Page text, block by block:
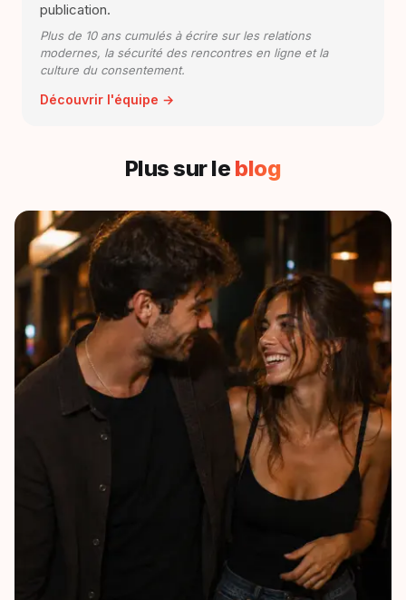
publication.
Plus de 10 ans cumulés à écrire sur les relations
modernes, la sécurité des rencontres en ligne et la
culture du consentement.
Découvrir l'équipe →
Plus sur le blog